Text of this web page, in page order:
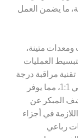
ما يضمن العمل
تجهيزات ومعدات متينة،
العمليات
مراقبة درجة
الحرارة باستخدام معامل الحرارة السلبي 1:1، مما يوفر
المبكر عن
في أجزاء
رباعي